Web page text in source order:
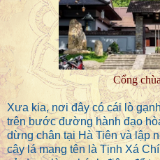
Cổng
Xưa kia, nơi đây có cái lò
trên bước đường hành đạo
dừng chân tại Hà Tiên và lập
cây lá mang tên là Tịnh Xá